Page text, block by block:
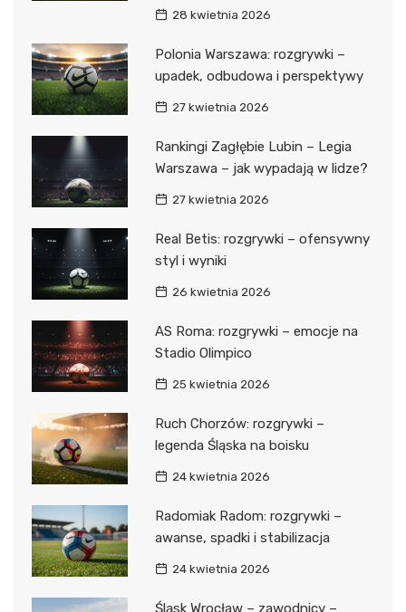
28 kwietnia 2026
Polonia Warszawa: rozgrywki –
upadek, odbudowa i perspektywy
27 kwietnia 2026
Rankingi Zagłębie Lubin – Legia
Warszawa – jak wypadają w lidze?
27 kwietnia 2026
Real Betis: rozgrywki – ofensywny
styl i wyniki
26 kwietnia 2026
AS Roma: rozgrywki – emocje na
Stadio Olimpico
25 kwietnia 2026
Ruch Chorzów: rozgrywki –
legenda Śląska na boisku
24 kwietnia 2026
Radomiak Radom: rozgrywki –
awanse, spadki i stabilizacja
24 kwietnia 2026
Śląsk Wrocław – zawodnicy –